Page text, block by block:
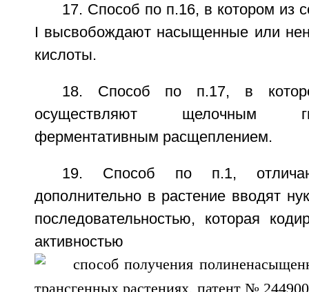
17. Способ по п.16, в котором из
I высвобождают насыщенные или
кислоты.
18. Способ по п.17, в
осуществляют щелочным
ферментативным расщеплением.
19. Способ по п.1,
дополнительно в растение вводят
последовательностью, которая
активностью